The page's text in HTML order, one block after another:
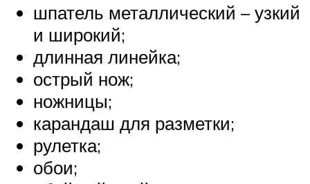
шпатель металлический – узкий
и широкий;
длинная линейка;
острый нож;
ножницы;
карандаш для разметки;
рулетка;
обои;